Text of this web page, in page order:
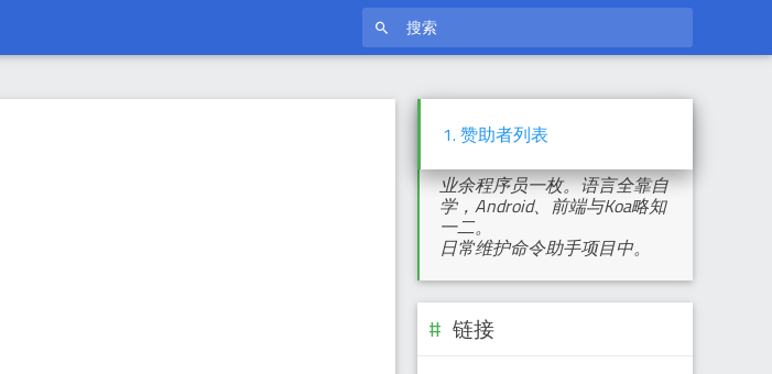
1. 赞助者列表
ProjectXero
业余程序员一枚。语言全靠自
学，Android、前端与Koa略知
一二。
日常维护命令助手项目中。
链接